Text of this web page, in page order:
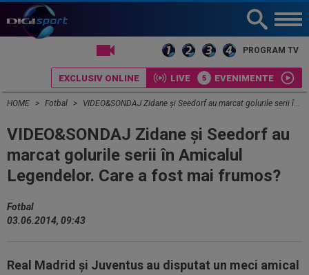
PROGRAM TV
EXCLUSIV ONLINE LIVE EVENIMENTE
HOME Fotbal VIDEO&SONDAJ Zidane și Seedorf au marcat golurile serii în Amicalul Legendelor. Care a fost mai frumos?
VIDEO&SONDAJ Zidane și Seedorf au
marcat golurile serii în Amicalul
Legendelor. Care a fost mai frumos?
Fotbal
03.06.2014, 09:43
Real Madrid și Juventus au disputat un meci amical